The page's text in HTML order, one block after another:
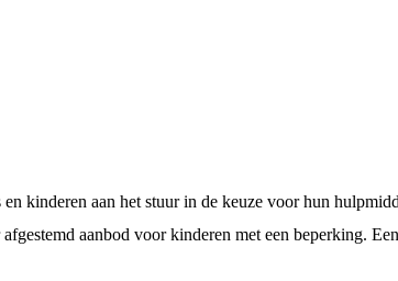
kinderen aan het stuur in de keuze voor hun
aanbod voor kinderen met een beperking.